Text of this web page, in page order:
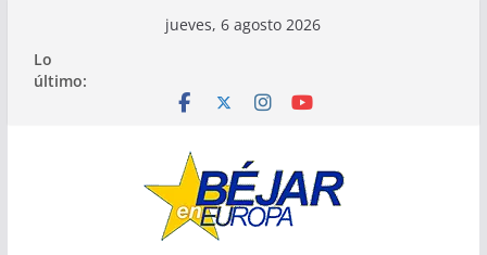
contenido
jueves, 6 agosto 2026
Lo
último: